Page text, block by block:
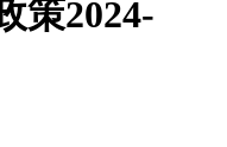
策2024-